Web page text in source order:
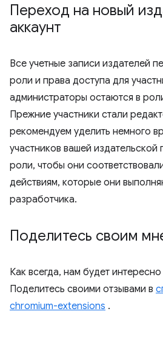
Переход на новый
аккаунт
Все учетные записи издателей
роли и права доступа для
администраторы остаются в
Прежние участники стали
рекомендуем уделить немного
участников вашей издательской
роли, чтобы они
действиям, которые они
разработчика.
Поделитесь своим
Как всегда, нам будет
Поделитесь своими отзывами в
chromium-extensions .